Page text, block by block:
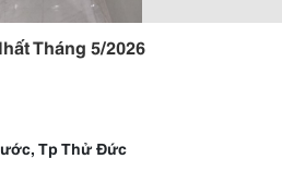
Tháng 5/2026
Tp Thử Đức